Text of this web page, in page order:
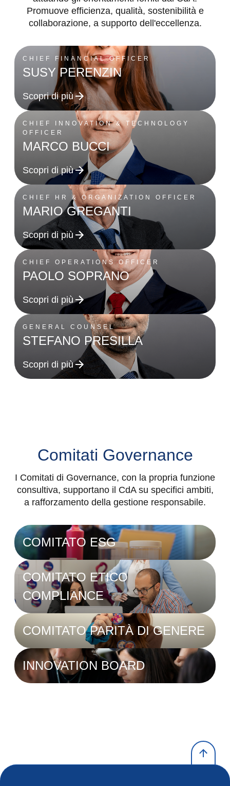
Promuove efficienza, qualità, sostenibilità e
collaborazione, a supporto dell'eccellenza.
CHIEF FINANCIAL OFFICER
SUSY PERENZIN
Scopri di più
CHIEF INNOVATION & TECHNOLOGY
OFFICER
MARCO BUCCI
Scopri di più
CHIEF HR & ORGANIZATION OFFICER
MARIO GREGANTI
Scopri di più
CHIEF OPERATIONS OFFICER
PAOLO SOPRANO
Scopri di più
GENERAL COUNSEL
STEFANO PRESILLA
Scopri di più
Comitati Governance
I Comitati di Governance, con la propria funzione
consultiva, supportano il CdA su specifici ambiti,
a rafforzamento della gestione responsabile.
COMITATO ESG
COMITATO ETICO
COMPLIANCE
COMITATO PARITÀ DI GENERE
INNOVATION BOARD